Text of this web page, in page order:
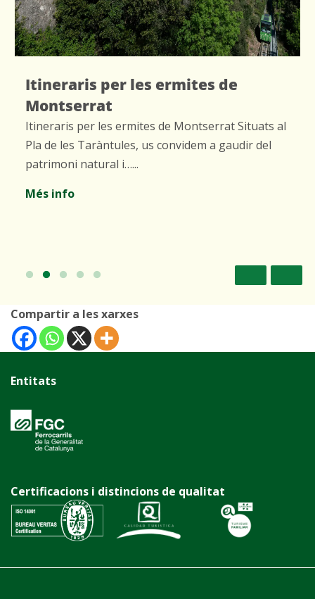
Itineraris per les ermites de
Montserrat
Itineraris per les ermites de Montserrat Situats al
Pla de les Taràntules, us convidem a gaudir del
patrimoni natural i…...
Més info
Compartir a les xarxes
Entitats
Certificacions i distincions de qualitat